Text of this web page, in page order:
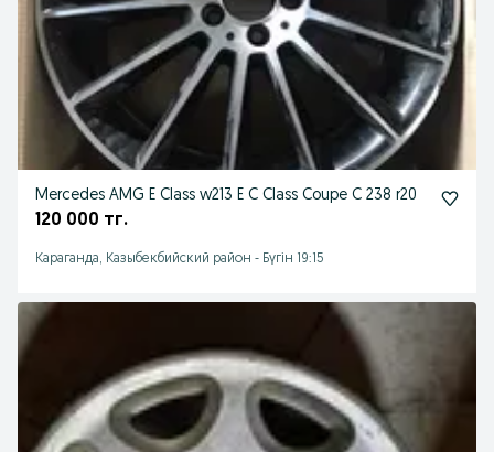
Mercedes AMG E Class w213 E C Class Coupe C 238 r20
120 000 тг.
Караганда, Казыбекбийский район - Бүгін 19:15